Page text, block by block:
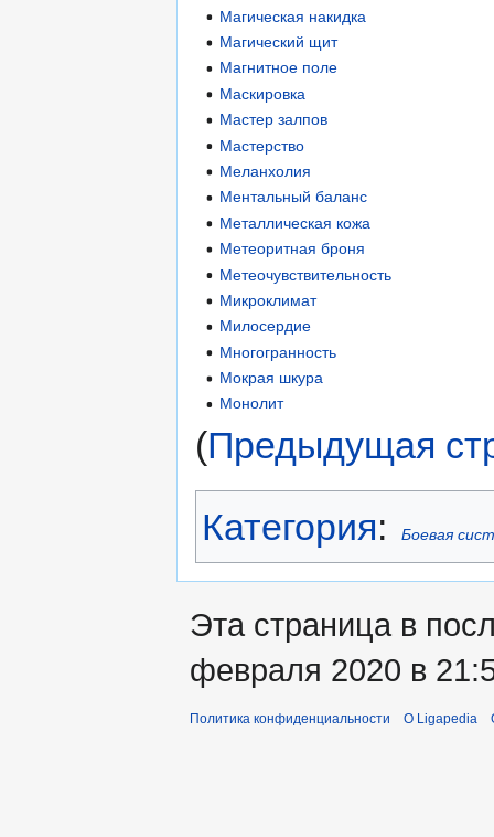
Магическая накидка
Магический щит
Магнитное поле
Маскировка
Мастер залпов
Мастерство
Меланхолия
Ментальный баланс
Металлическая кожа
Метеоритная броня
Метеочувствительность
Микроклимат
Милосердие
Многогранность
Мокрая шкура
Монолит
(Предыдущая
Категория: Боевая
Эта страница в
февраля 2020 в
Политика конфиденциальности О Ligapedia